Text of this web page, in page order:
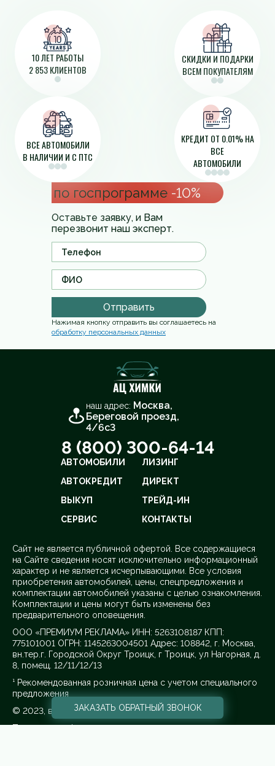
по госпрограмме -10%
Оставьте заявку, и Вам
перезвонит наш эксперт.
Отправить
Нажимая кнопку отправить вы соглашаетесь на
обработку персональных данных
10 ЛЕТ РАБОТЫ
2 853 КЛИЕНТОВ
СКИДКИ И ПОДАРКИ
ВСЕМ ПОКУПАТЕЛЯМ
ВСЕ АВТОМОБИЛИ
В НАЛИЧИИ И С ПТС
КРЕДИТ ОТ 0.01% НА
ВСЕ
АВТОМОБИЛИ
наш адрес: Москва,
Береговой проезд,
4/6с3
8 (800) 300-64-14
АВТОМОБИЛИ
ЛИЗИНГ
АВТОКРЕДИТ
ДИРЕКТ
ВЫКУП
ТРЕЙД-ИН
СЕРВИС
КОНТАКТЫ
Cайт не является публичной офертой. Все содержащиеся
на Сайте сведения носят исключительно информационный
характер и не является исчерпывающими. Все условия
приобретения автомобилей, цены, спецпредложения и
комплектации автомобилей указаны с целью ознакомления.
Комплектации и цены могут быть изменены без
предварительного оповещения.
ООО «ПРЕМИУМ РЕКЛАМА» ИНН: 5263108187 КПП:
775101001 ОГРН: 1145263004501 Адрес: 108842, г. Москва,
вн.тер.г. Городской Округ Троицк, г Троицк, ул Нагорная, д.
8, помещ. 12/11/12/13
¹ Рекомендованная розничная цена с учетом специального
предложения
© 2023, все права защищены
Политика конфиденциальности.
ЗАКАЗАТЬ ОБРАТНЫЙ ЗВОНОК